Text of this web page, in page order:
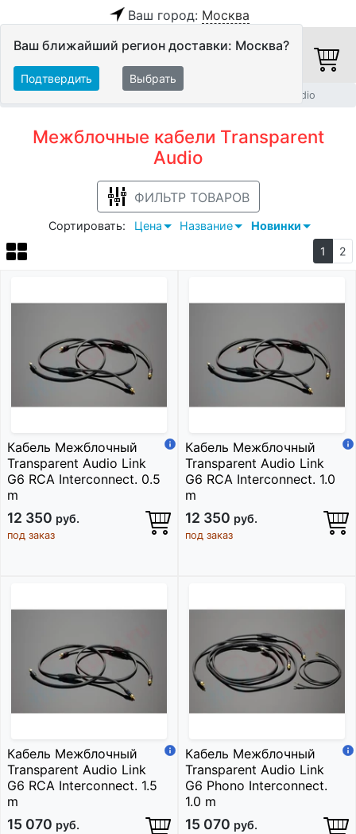
Ваш город: Москва
Ваш ближайший регион доставки: Москва?
Подтвердить Выбрать
Transparent Audio
Межблочные кабели Transparent
Audio
ФИЛЬТР ТОВАРОВ
Сортировать: Цена Название
Новинки
1
2
Кабель Межблочный
Transparent Audio Link
G6 RCA Interconnect. 0.5
m
12 350 руб.
под заказ
Кабель Межблочный
Transparent Audio Link
G6 RCA Interconnect. 1.0
m
12 350 руб.
под заказ
Кабель Межблочный
Transparent Audio Link
G6 RCA Interconnect. 1.5
m
15 070 руб.
Кабель Межблочный
Transparent Audio Link
G6 Phono Interconnect.
1.0 m
15 070 руб.